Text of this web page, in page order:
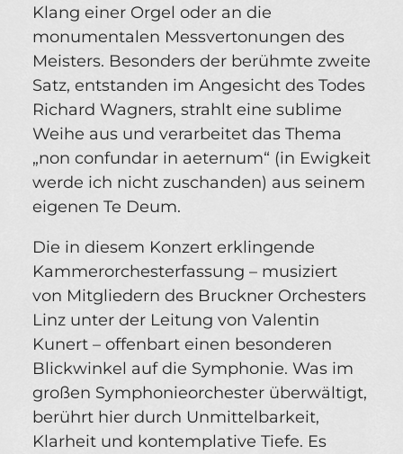
Klang einer Orgel oder an die
monumentalen Messvertonungen des
Meisters. Besonders der berühmte zweite
Satz, entstanden im Angesicht des Todes
Richard Wagners, strahlt eine sublime
Weihe aus und verarbeitet das Thema
„non confundar in aeternum“ (in Ewigkeit
werde ich nicht zuschanden) aus seinem
eigenen Te Deum.
Die in diesem Konzert erklingende
Kammerorchesterfassung – musiziert
von Mitgliedern des Bruckner Orchesters
Linz unter der Leitung von Valentin
Kunert – offenbart einen besonderen
Blickwinkel auf die Symphonie. Was im
großen Symphonieorchester überwältigt,
berührt hier durch Unmittelbarkeit,
Klarheit und kontemplative Tiefe. Es